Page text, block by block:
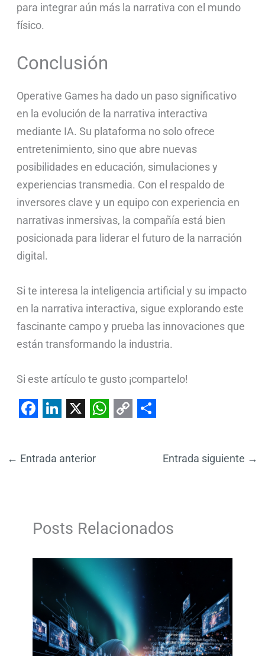
para integrar aún más la narrativa con el mundo
físico.
Conclusión
Operative Games ha dado un paso significativo
en la evolución de la narrativa interactiva
mediante IA. Su plataforma no solo ofrece
entretenimiento, sino que abre nuevas
posibilidades en educación, simulaciones y
experiencias transmedia. Con el respaldo de
inversores clave y un equipo con experiencia en
narrativas inmersivas, la compañía está bien
posicionada para liderar el futuro de la narración
digital.
Si te interesa la inteligencia artificial y su impacto
en la narrativa interactiva, sigue explorando este
fascinante campo y prueba las innovaciones que
están transformando la industria.
Si este artículo te gusto ¡compartelo!
c
n
d
I
n
a
A
p
p
i
n
k
← Entrada anterior Entrada siguiente →
Posts Relacionados